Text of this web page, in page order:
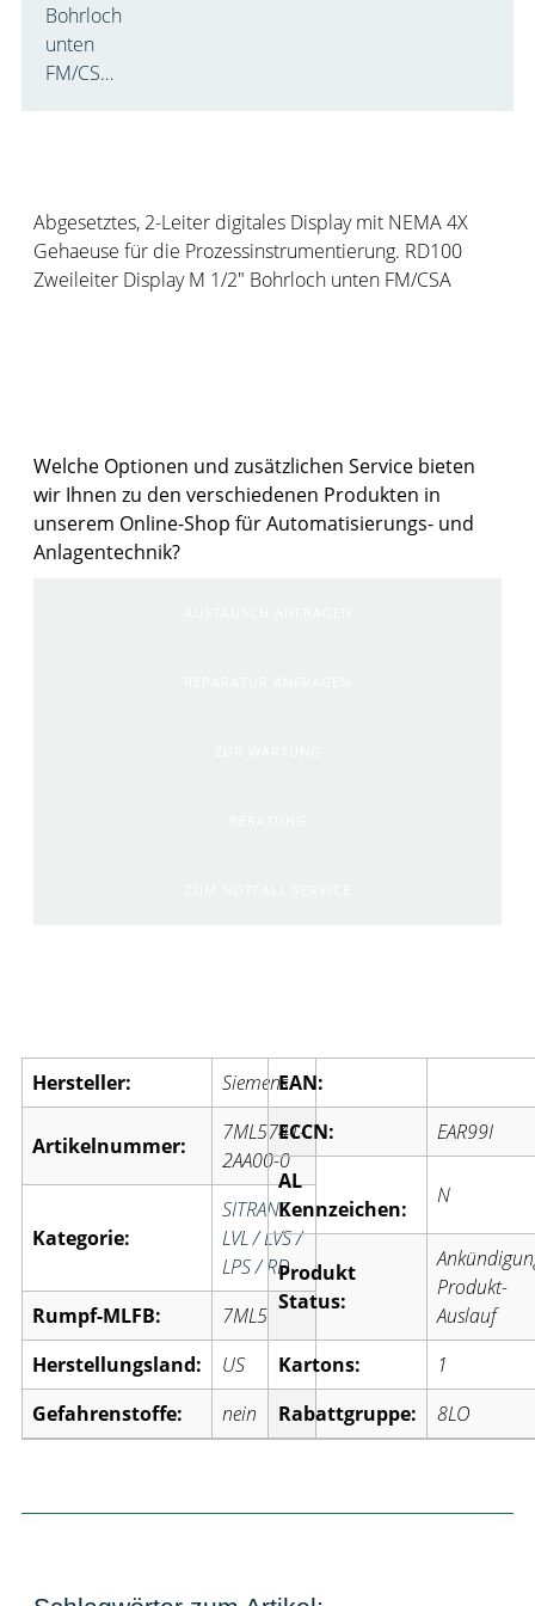
Bohrloch
unten
FM/CS…
Abgesetztes, 2-Leiter digitales Display mit NEMA 4X
Gehaeuse für die Prozessinstrumentierung. RD100
Zweileiter Display M 1/2" Bohrloch unten FM/CSA
Welche Optionen und zusätzlichen Service bieten
wir Ihnen zu den verschiedenen Produkten in
unserem Online-Shop für Automatisierungs- und
Anlagentechnik?
Hersteller: Siemens
Artikelnummer:
7ML5741-
2AA00-0
Kategorie:
SITRANS
LVL / LVS /
LPS / RD
Rumpf-MLFB:
7ML5
Herstellungsland:
US
Gefahrenstoffe:
nein
EAN:
ECCN:
EAR99I
AL
Kennzeichen:
N
Produkt
Status:
Produkt-
Auslauf
Kartons:
1
Rabattgruppe:
8LO